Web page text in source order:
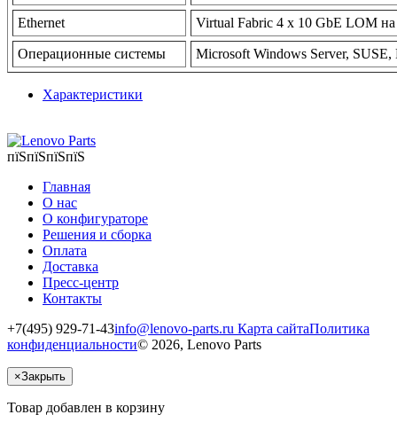
Ethernet Virtual Fabric 4 x 10 GbE LOM
Операционные системы Microsoft Windows Server,
Характеристики
пїЅпїЅпїЅпїЅ
Главная
О нас
О конфигураторе
Решения и сборка
Оплата
Доставка
Пресс-центр
Контакты
+7(495) 929-71-43info@lenovo-parts.ru Карта сайтаПолитика
конфиденциальности© 2026, Lenovo Parts
×Закрыть
Товар добавлен в корзину